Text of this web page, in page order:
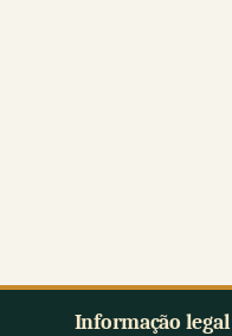
Informação legal